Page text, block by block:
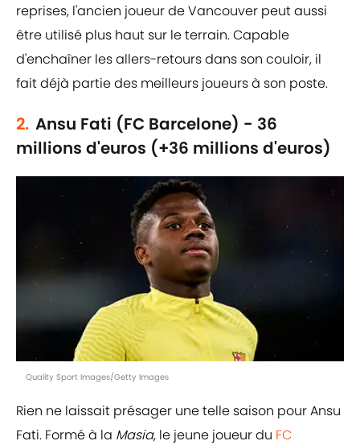
reprises, l'ancien joueur de Vancouver peut aussi
être utilisé plus haut sur le terrain. Capable
d'enchaîner les allers-retours dans son couloir, il
fait déjà partie des meilleurs joueurs à son poste.
2. Ansu Fati (FC Barcelone) - 36
millions d'euros (+36 millions d'euros)
Quality Sport Images/Getty Images
Rien ne laissait présager une telle saison pour Ansu
Fati. Formé à la Masia, le jeune joueur du FC